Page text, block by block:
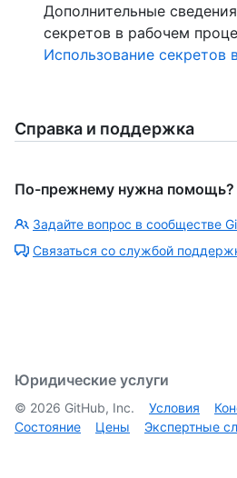
Дополнительные
секретов в рабочем
Использование секретов
Справка и поддержка
По-прежнему нужна помощь?
Задайте вопрос в сообществе
Связаться со службой
Юридические услуги
© 2026 GitHub, Inc. Условия
Состояние
Цены Экспертные